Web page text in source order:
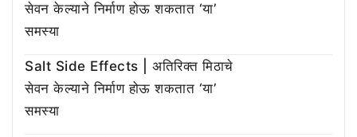
सेवन केल्याने निर्माण होऊ शकतात ‘या’
समस्या
Salt Side Effects | अतिरिक्त मिठाचे
सेवन केल्याने निर्माण होऊ शकतात ‘या’
समस्या